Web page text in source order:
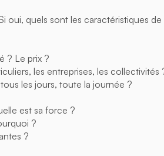
oui, quels sont les caractéristiques
? Le prix ?
les entreprises, les collectivités
les jours, toute la journée ?
est sa force ?
?
?